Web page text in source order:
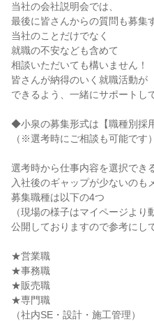
当社の会社説明会では、
最後に皆さんからの質問も募集
当社のことだけでなく
就職の不安なども含めて
相談いただいても構いません！
皆さんが納得のいく就職活動が
できるよう、一緒にサポートし
◆小泉の募集形式は【職種別採
（※選考時にご相談も可能です）
選考時から仕事内容を選択でき
入社後のギャップが少ないのも
募集職種は以下の4つ
（現場の様子はマイページより
公開しておりますので参考にし
★営業職
★事務職
★販売職
★専門職
（社内SE・設計・施工管理）